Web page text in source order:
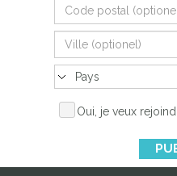
Oui, je veux